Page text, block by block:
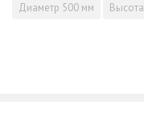
Диаметр 500 мм Высота